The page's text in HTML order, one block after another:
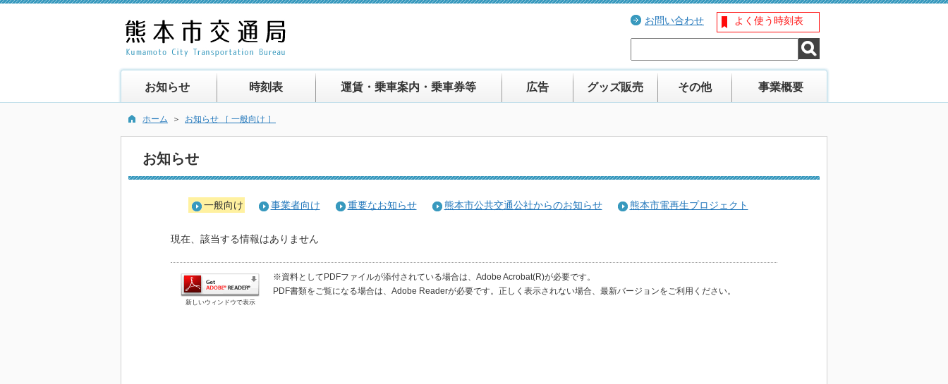
お問い合わせ よく使う時刻表
お知らせ 時刻表 運賃・乗車案内・乗車券等 広告 グッズ販売 その他 事業概要
ホーム ＞ お知らせ ［ 一般向け ］
お知らせ
一般向け 事業者向け 重要なお知らせ 熊本市公共交通公社からのお知らせ 熊本市電再生プロジェクト
現在、該当する情報はありません
新しいウィンドウで表示
※資料としてPDFファイルが添付されている場合は、Adobe Acrobat(R)が必要です。
PDF書類をご覧になる場合は、Adobe Readerが必要です。正しく表示されない場合、最新バージョンをご利用ください。